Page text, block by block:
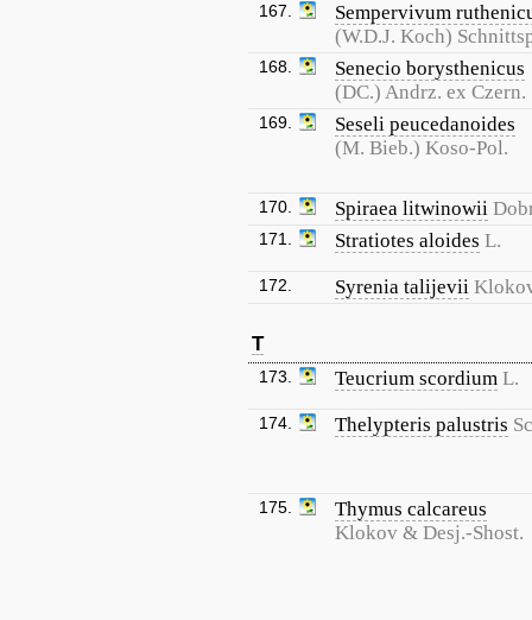
167.
Sempervivum
(W.D.J. Koch)
168.
Senecio borysthenicus
(DC.) Andrz. ex Czern.
169.
Seseli peucedanoides
(M. Bieb.) Koso-Pol.
170. Spiraea litwinowii
171. Stratiotes aloides L.
172. Syrenia talijevii
T
173. Teucrium scordium L.
174. Thelypteris palustris
175.
Thymus calcareus
Klokov & Desj.-Shost.